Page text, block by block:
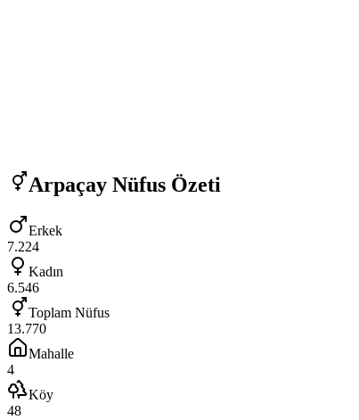
Arpaçay Nüfus Özeti
Erkek
7.224
Kadın
6.546
Toplam Nüfus
13.770
Mahalle
4
Köy
48